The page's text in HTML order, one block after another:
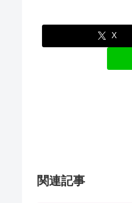
X
関連記事